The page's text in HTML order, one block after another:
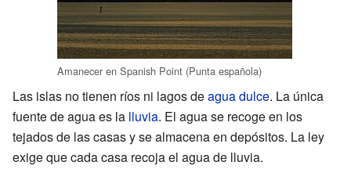
Amanecer en Spanish Point (Punta española)
Las islas no tienen ríos ni lagos deagua dulce. La única
fuente de agua es la lluvia. El agua se recoge en los
tejados de las casas y se almacena en depósitos. La ley
exige que cada casa recoja el agua de lluvia.